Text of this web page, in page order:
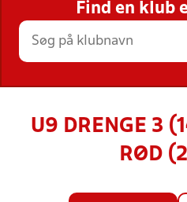
STILLINGER,
Find en klub
U9 DRENGE 3
RØD